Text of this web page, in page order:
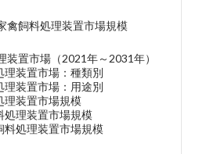
禽飼料処理装置市場規模
装置市場（2021年～2031年）
理装置市場：種類別
理装置市場：用途別
理装置市場規模
処理装置市場規模
料処理装置市場規模